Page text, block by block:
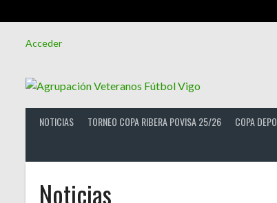
Acceder
NOTICIAS TORNEO COPA RIBERA POVISA 25/26 COPA
Noticias